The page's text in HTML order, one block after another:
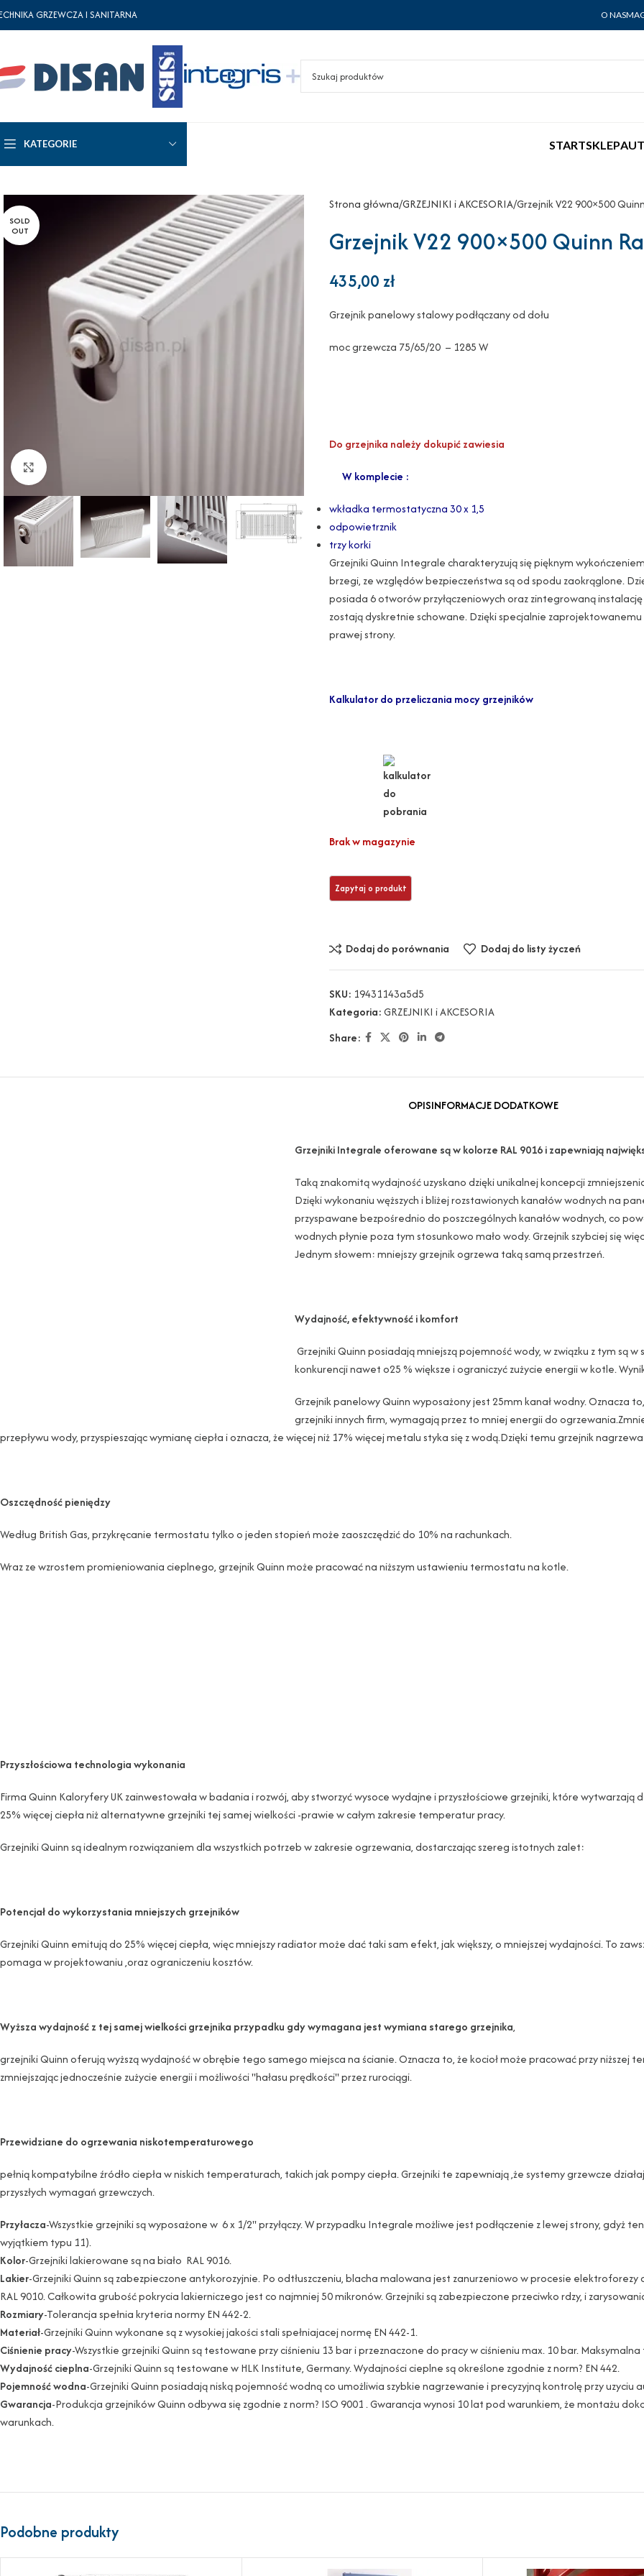
GRZEWCZA I SANITARNA O NAS
KATEGORIE STARTSKLEP
SOLD
OUT
Strona główna GRZEJNIKI i AKCESORIA Grzejnik V22 900×500
Grzejnik V22 900×500 Quinn
435,00zł
Grzejnik panelowy stalowy podłączany od dołu
moc grzewcza 75/65/20 – 1285 W
Do grzejnika należy dokupić zawiesia
W komplecie :
wkładka termostatyczna 30 x 1,5
odpowietrznik
trzy korki
Grzejniki Quinn Integrale charakteryzują się pięknym
brzegi, ze względów bezpieczeństwa są od spodu zaokrąglone.
posiada 6 otworów przyłączeniowych oraz zintegrowaną
zostają dyskretnie schowane. Dzięki specjalnie
prawej strony.
Kalkulator do przeliczania mocy grzejników
Brak w magazynie
Dodaj do porównania Dodaj do listy życzeń
SKU: 19431143a5d5
Kategoria:GRZEJNIKI i AKCESORIA
Share:
OPISINFORMACJE DODATKOWE
Grzejniki Integrale oferowane są w kolorze RAL 9016 i zapewniają
Taką znakomitą wydajność uzyskano dzięki unikalnej koncepcji
Dzięki wykonaniu węższych i bliżej rozstawionych kanałów wodnych na
przyspawane bezpośrednio do poszczególnych kanałów wodnych, co
wodnych płynie poza tym stosunkowo mało wody. Grzejnik szybciej się
Jednym słowem: mniejszy grzejnik ogrzewa taką samą przestrzeń.
Wydajność, efektywność i komfort
Grzejniki Quinn posiadają mniejszą pojemność wody, w związku z tym są
konkurencji nawet o25 % większe i ograniczyć zużycie energii w kotle.
Grzejnik panelowy Quinn wyposażony jest 25mm kanał wodny. Oznacza
grzejniki innych firm, wymagają przez to mniej energii do
przepływu wody, przyspieszając wymianę ciepła i oznacza, że ​​więcej niż 17% więcej metalu styka się z wodą.Dzięki temu grzejnik
Oszczędność pieniędzy
Według British Gas, przykręcanie termostatu tylko o jeden stopień może zaoszczędzić do 10% na rachunkach.
Wraz ze wzrostem promieniowania cieplnego, grzejnik Quinn może pracować na niższym ustawieniu termostatu na kotle.
Przyszłościowa technologia wykonania
Firma Quinn Kaloryfery UK zainwestowała w badania i rozwój, aby stworzyć wysoce wydajne i przyszłościowe grzejniki, które wytwarzają
25% więcej ciepła niż alternatywne grzejniki tej samej wielkości -prawie w całym zakresie temperatur pracy.
Grzejniki Quinn są idealnym rozwiązaniem dla wszystkich potrzeb w zakresie ogrzewania, dostarczając szereg istotnych zalet:
Potencjał do wykorzystania mniejszych grzejników
Grzejniki Quinn emitują do 25% więcej ciepła, więc mniejszy radiator może dać taki sam efekt, jak większy, o mniejszej wydajności. To
pomaga w projektowaniu ,oraz ograniczeniu kosztów.
Wyższa wydajność z tej samej wielkości grzejnika przypadku gdy wymagana jest wymiana starego grzejnika,
grzejniki Quinn oferują wyższą wydajność w obrębie tego samego miejsca na ścianie. Oznacza to, że kocioł może pracować przy niższej
zmniejszając jednocześnie zużycie energii i możliwości "hałasu prędkości" przez rurociągi.
Przewidziane do ogrzewania niskotemperaturowego
pełnią kompatybilne źródło ciepła w niskich temperaturach, takich jak pompy ciepła. Grzejniki te zapewniają ,że systemy grzewcze
przyszłych wymagań grzewczych.
Przyłacza-Wszystkie grzejniki są wyposażone w 6 x 1/2" przyłączy. W przypadku Integrale możliwe jest podłączenie z lewej strony, gdyż
wyjątkiem typu 11).
Kolor-Grzejniki lakierowane są na biało RAL 9016.
Lakier-Grzejniki Quinn są zabezpieczone antykorozyjnie. Po odtłuszczeniu, blacha malowana jest zanurzeniowo w procesie
RAL 9010. Całkowita grubość pokrycia lakierniczego jest co najmniej 50 mikronów. Grzejniki są zabezpieczone przeciwko rdzy, i
Rozmiary-Tolerancja spełnia kryteria normy EN 442-2.
Materiał-Grzejniki Quinn wykonane są z wysokiej jakości stali spełniajacej normę EN 442-1.
Ciśnienie pracy-Wszystkie grzejniki Quinn są testowane przy ciśnieniu 13 bar i przeznaczone do pracy w ciśnieniu max. 10 bar.
Wydajność cieplna-Grzejniki Quinn są testowane w HLK Institute, Germany. Wydajności cieplne są określone zgodnie z norm? EN 442.
Pojemność wodna-Grzejniki Quinn posiadają niską pojemność wodną co umożliwia szybkie nagrzewanie i precyzyjną kontrolę przy uzyciu
Gwarancja-Produkcja grzejników Quinn odbywa się zgodnie z norm? ISO 9001 . Gwarancja wynosi 10 lat pod warunkiem, że montażu
warunkach.
Podobne produkty